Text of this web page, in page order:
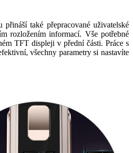
přináší také přepracované uživatelské
rozložením informací. Vše potřebné
TFT displeji v přední části. Práce s
všechny parametry si nastavíte